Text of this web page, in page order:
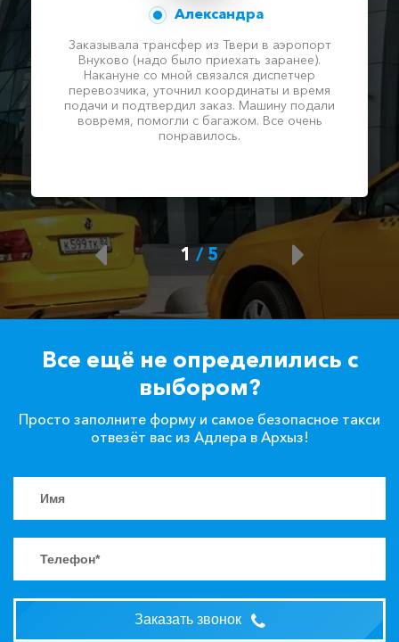
Александра
Заказывала трансфер из Твери в аэропорт
Внуково (надо было приехать заранее).
Накануне со мной связался диспетчер
перевозчика, уточнил координаты и время
подачи и подтвердил заказ. Машину подали
вовремя, помогли с багажом. Все очень
понравилось.
1 /5
Все ещё не определились с
выбором?
Просто заполните форму и самое безопасное такси
отвезёт вас из Адлера в Архыз!
Заказать звонок